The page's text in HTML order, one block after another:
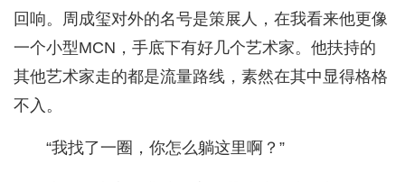
回响。周成玺对外的名号是策展人，在我看来他更像
一个小型MCN，手底下有好几个艺术家。他扶持的
其他艺术家走的都是流量路线，素然在其中显得格格
不入。
“我找了一圈，你怎么躺这里啊？”